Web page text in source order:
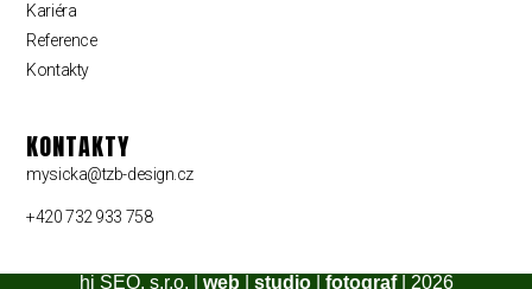
Kariéra
Reference
Kontakty
KONTAKTY
mysicka@tzb-design.cz
+420 732 933 758
hi SEO, s.r.o. | web studio| fotograf| 2026